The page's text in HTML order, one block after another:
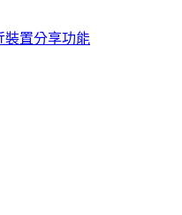
裝置分享功能